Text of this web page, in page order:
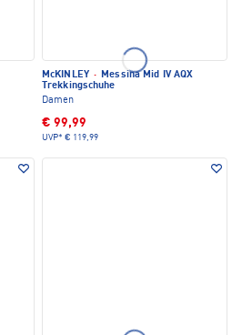
McKINLEY · Messina Mid IV AQX
Trekkingschuhe
Damen
€ 99,99
UVP* € 119,99